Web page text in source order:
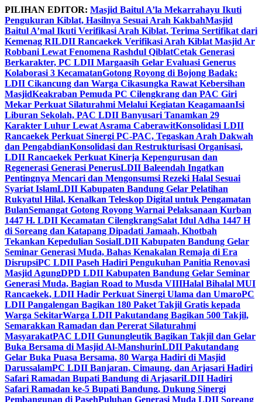
Skip
to
content
PILIHAN EDITOR: Masjid Baitul A’la Mekarrahayu Ikuti
Pengukuran Kiblat, Hasilnya Sesuai Arah KakbahMasjid
Baitul A’mal Ikuti Verifikasi Arah Kiblat, Terima Sertifikat dari
Kemenag RILDII Rancaekek Verifikasi Arah Kiblat Masjid Ar
Robbani Lewat Fenomena Rashdul QiblatCetak Generasi
Berkarakter, PC LDII Margaasih Gelar Evaluasi Generus
Kolaborasi 3 KecamatanGotong Royong di Bojong Badak:
LDII Cikancung dan Warga Cikasungka Rawat Kebersihan
MasjidKeakraban Pemuda PC Cilengkrang dan PAC Giri
Mekar Perkuat Silaturahmi Melalui Kegiatan KeagamaanIsi
Liburan Sekolah, PAC LDII Banyusari Tanamkan 29
Karakter Luhur Lewat Asrama CaberawitKonsolidasi LDII
Rancaekek Perkuat Sinergi PC-PAC, Tegaskan Arah Dakwah
dan PengabdianKonsolidasi dan Restrukturisasi Organisasi,
LDII Rancaekek Perkuat Kinerja Kepengurusan dan
Regenerasi Generasi PenerusLDII Baleendah Ingatkan
Pentingnya Mencari dan Mengonsumsi Rezeki Halal Sesuai
Syariat IslamLDII Kabupaten Bandung Gelar Pelatihan
Rukyatul Hilal, Kenalkan Teleskop Digital untuk Pengamatan
BulanSemangat Gotong Royong Warnai Pelaksanaan Kurban
1447 H. LDII Kecamatan CilengkrangSalat Idul Adha 1447 H
di Soreang dan Katapang Dipadati Jamaah, Khotbah
Tekankan Kepedulian SosialLDII Kabupaten Bandung Gelar
Seminar Generasi Muda, Bahas Kenakalan Remaja di Era
DisrupsiPC LDII Paseh Hadiri Pengukuhan Panitia Renovasi
Masjid AgungDPD LDII Kabupaten Bandung Gelar Seminar
Generasi Muda, Bagian Road to Musda VIIIHalal Bihalal MUI
Rancaekek, LDII Hadir Perkuat Sinergi Ulama dan UmaroPC
LDII Pangalengan Bagikan 180 Paket Takjil Gratis kepada
Warga SekitarWarga LDII Pakutandang Bagikan 500 Takjil,
Semarakkan Ramadan dan Pererat Silaturahmi
MasyarakatPAC LDII Gunungleutik Bagikan Takjil dan Gelar
Buka Bersama di Masjid Al-ManshurinLDII Pakutandang
Gelar Buka Puasa Bersama, 80 Warga Hadiri di Masjid
DarussalamPC LDII Banjaran, Cimaung, dan Arjasari Hadiri
Safari Ramadan Bupati Bandung di ArjasariLDII Hadiri
Safari Ramadan ke-5 Bupati Bandung, Dukung Sinergi
Pembangunan di PasehPuluhan Generasi Muda LDII Soreang